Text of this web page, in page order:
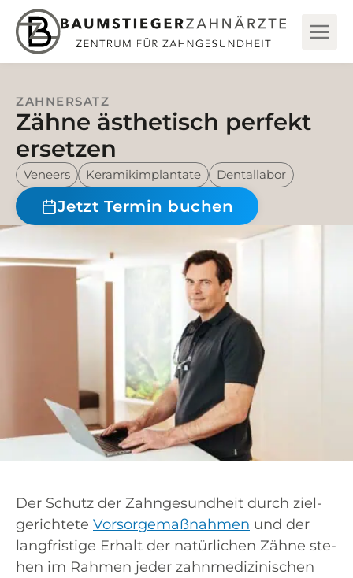
ZAHNERSATZ
Zähne ästhetisch perfekt
ersetzen
Veneers Keramikimplantate Dentallabor
Jetzt Termin buchen
Der Schutz der Zahn­ge­sund­heit durch ziel­
ge­rich­te­te Vor­sor­ge­maß­nah­men und der
lang­fris­ti­ge Erhalt der natür­li­chen Zäh­ne ste­
hen im Rah­men jeder zahn­me­di­zi­ni­schen